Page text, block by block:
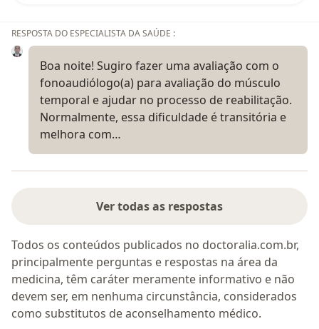
RESPOSTA DO ESPECIALISTA DA SAÚDE :
Boa noite! Sugiro fazer uma avaliação com o
fonoaudiólogo(a) para avaliação do músculo
temporal e ajudar no processo de reabilitação.
Normalmente, essa dificuldade é transitória e
melhora com…
Ver todas as respostas
Todos os conteúdos publicados no doctoralia.com.br,
principalmente perguntas e respostas na área da
medicina, têm caráter meramente informativo e não
devem ser, em nenhuma circunstância, considerados
como substitutos de aconselhamento médico.